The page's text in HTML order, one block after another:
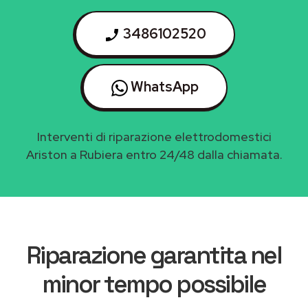
3486102520
WhatsApp
Interventi di riparazione elettrodomestici
Ariston a Rubiera entro 24/48 dalla chiamata.
Riparazione garantita nel
minor tempo possibile